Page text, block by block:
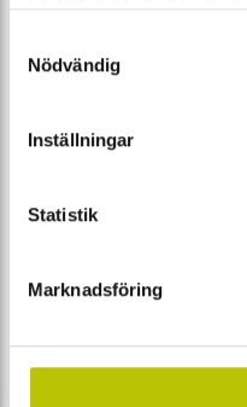
Nödvändig
Inställningar
Statistik
Marknadsföring
Se alla varianter
eller grå